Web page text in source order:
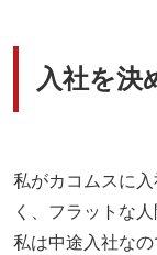
入社を決
私がカコムスに
く、フラットな
私は中途入社な